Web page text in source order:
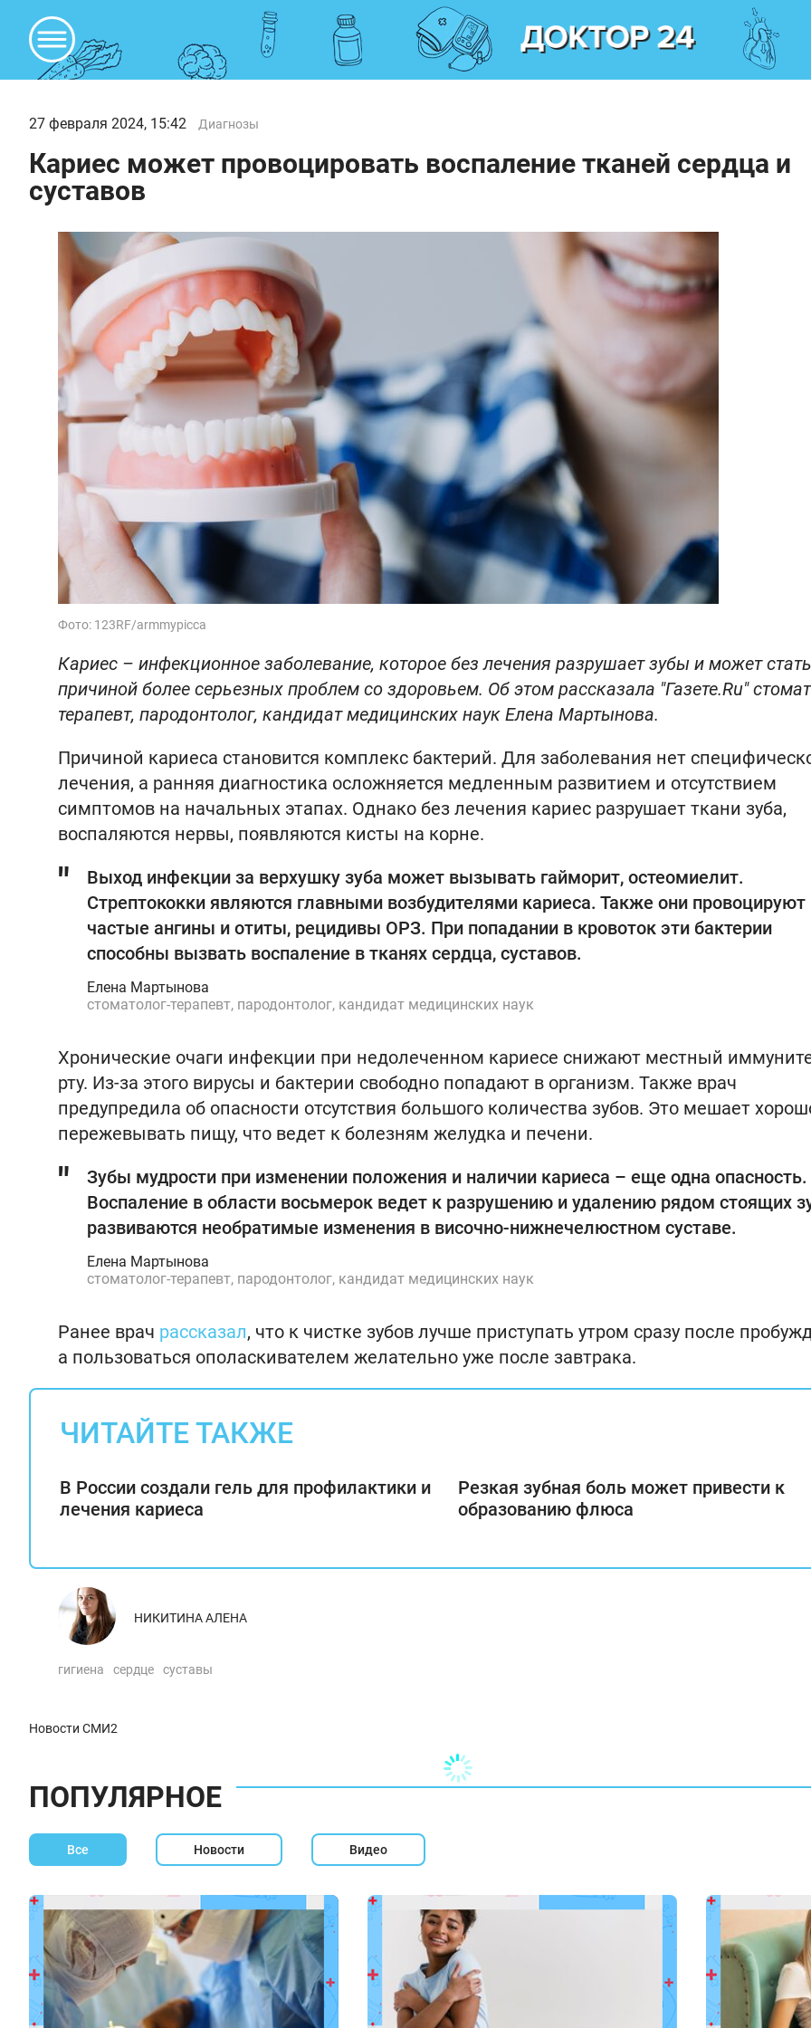
27 февраля 2024, 15:42 Диагнозы
Кариес может провоцировать воспаление тканей сердца и
суставов
Фото: 123RF/armmypicca
Кариес – инфекционное заболевание, которое без лечения разрушает зубы и может стать
причиной более серьезных проблем со здоровьем. Об этом рассказала "Газете.Ru"
терапевт, пародонтолог, кандидат медицинских наук Елена Мартынова.
Причиной кариеса становится комплекс бактерий. Для заболевания нет
лечения, а ранняя диагностика осложняется медленным развитием и отсутствием
симптомов на начальных этапах. Однако без лечения кариес разрушает ткани зуба,
воспаляются нервы, появляются кисты на корне.
Выход инфекции за верхушку зуба может вызывать гайморит, остеомиелит.
Стрептококки являются главными возбудителями кариеса. Также они провоцируют
частые ангины и отиты, рецидивы ОРЗ. При попадании в кровоток эти бактерии
способны вызвать воспаление в тканях сердца, суставов.
Елена Мартынова
стоматолог-терапевт, пародонтолог, кандидат медицинских наук
Хронические очаги инфекции при недолеченном кариесе снижают местный
рту. Из-за этого вирусы и бактерии свободно попадают в организм. Также врач
предупредила об опасности отсутствия большого количества зубов. Это мешает
пережевывать пищу, что ведет к болезням желудка и печени.
Зубы мудрости при изменении положения и наличии кариеса – еще одна опасность.
Воспаление в области восьмерок ведет к разрушению и удалению рядом стоящих
развиваются необратимые изменения в височно-нижнечелюстном суставе.
Елена Мартынова
стоматолог-терапевт, пародонтолог, кандидат медицинских наук
Ранее врач рассказал, что к чистке зубов лучше приступать утром сразу после
а пользоваться ополаскивателем желательно уже после завтрака.
ЧИТАЙТЕ ТАКЖЕ
В России создали гель для профилактики и
лечения кариеса
Резкая зубная боль может привести к
образованию флюса
НИКИТИНА АЛЕНА
гигиена сердце суставы
Новости СМИ2
ПОПУЛЯРНОЕ
Все Новости Видео